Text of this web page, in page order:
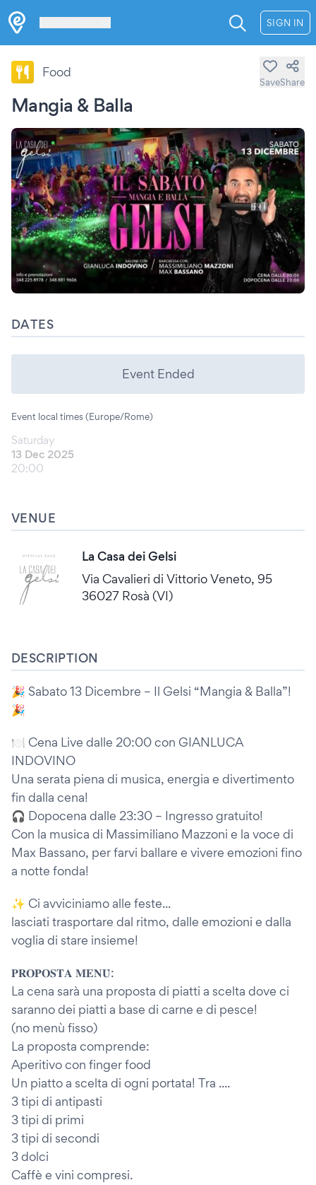
SIGN IN
Mangia & Balla
Food
SaveShare
DATES
Event Ended
Event local times (Europe/Rome)
Saturday
13 Dec 2025
20:00
VENUE
La Casa dei Gelsi
Via Cavalieri di Vittorio Veneto, 95
36027 Rosà (VI)
DESCRIPTION
🎉 Sabato 13 Dicembre – Il Gelsi “Mangia & Balla”!
🎉
🍽️ Cena Live dalle 20:00 con GIANLUCA
INDOVINO
Una serata piena di musica, energia e divertimento
fin dalla cena!
🎧 Dopocena dalle 23:30 – Ingresso gratuito!
Con la musica di Massimiliano Mazzoni e la voce di
Max Bassano, per farvi ballare e vivere emozioni fino
a notte fonda!
✨ Ci avviciniamo alle feste...
lasciati trasportare dal ritmo, dalle emozioni e dalla
voglia di stare insieme!
𝐏𝐑𝐎𝐏𝐎𝐒𝐓𝐀 𝐌𝐄𝐍𝐔̀:
La cena sarà una proposta di piatti a scelta dove ci
saranno dei piatti a base di carne e di pesce!
(no menù fisso)
La proposta comprende:
Aperitivo con finger food
Un piatto a scelta di ogni portata! Tra ....
3 tipi di antipasti
3 tipi di primi
3 tipi di secondi
3 dolci
Caffè e vini compresi.